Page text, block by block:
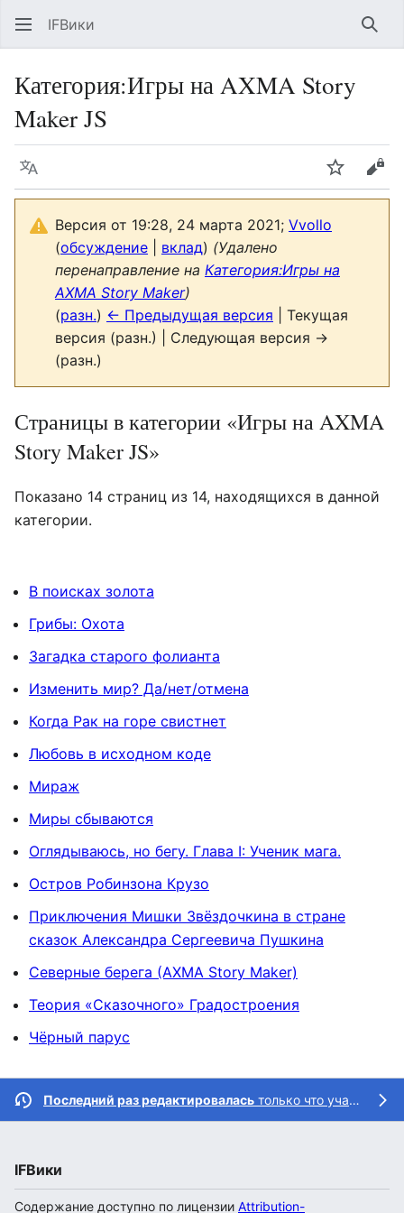
IFВики
Категория:Игры на AXMA Story
Maker JS
Язык Следить
Версия от 19:28, 24 марта 2021; Vvollo
(обсуждение вклад) (Удалено
перенаправление на Категория:Игры на
AXMA Story Maker)
(разн.) ← Предыдущая версия | Текущая
версия (разн.) | Следующая версия →
(разн.)
Страницы в категории «Игры на AXMA
Story Maker JS»
Показано 14 страниц из 14, находящихся в данной
категории.
В поисках золота
Грибы: Охота
Загадка старого фолианта
Изменить мир? Да/нет/отмена
Когда Рак на горе свистнет
Любовь в исходном коде
Мираж
Миры сбываются
Оглядываюсь, но бегу. Глава I: Ученик мага.
Остров Робинзона Крузо
Приключения Мишки Звёздочкина в стране
сказок Александра Сергеевича Пушкина
Северные берега (AXMA Story Maker)
Теория «Сказочного» Градостроения
Чёрный парус
Последний раз редактировалась только что участником
IFВики
Содержание доступно по лицензии Attribution-